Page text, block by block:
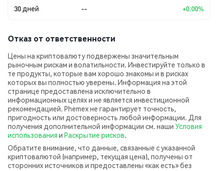
30 дней -- +0.00%
Отказ от ответственности
Цены на криптовалюту подвержены значительным
рыночным рискам и волатильности. Инвестируйте только в
те продукты, которые вам хорошо знакомы и в рисках
которых вы полностью уверены. Информация на этой
странице предоставлена исключительно в
информационных целях и не является инвестиционной
рекомендацией. Phemex не гарантирует точность,
пригодность или достоверность любой информации. Для
получения дополнительной информации см. наши Условия
использования и Раскрытие рисков.
Обратите внимание, что данные, связанные с указанной
криптовалютой (например, текущая цена), получены от
сторонних источников и предоставлены «как есть» без